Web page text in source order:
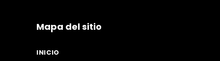
Mapa del sitio
INICIO